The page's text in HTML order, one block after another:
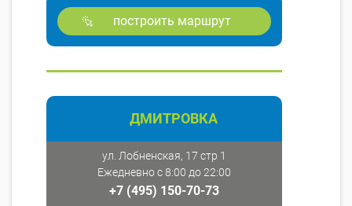
построить маршрут
ДМИТРОВКА
ул. Лобненская, 17 стр 1
Ежедневно с 8:00 до 22:00
+7 (495) 150-70-73